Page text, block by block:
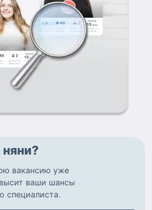
вакансию уже
ваши шансы
специалиста.